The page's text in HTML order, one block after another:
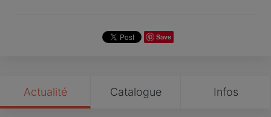
Save
Actualité Catalogue Infos